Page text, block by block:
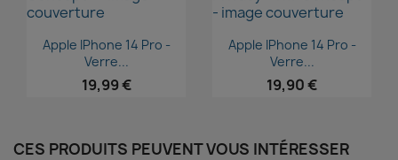
Aperçu rapide
Apple IPhone 14 Pro -
Verre...
19,99 €
Aperçu rapide
Apple IPhone 14 Pro -
Verre...
19,90 €
CES PRODUITS PEUVENT VOUS INTÉRESSER